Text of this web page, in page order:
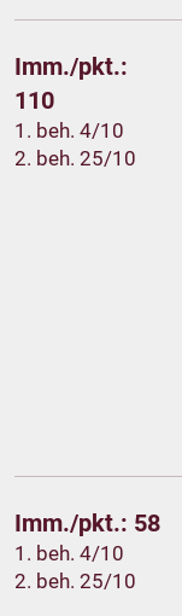
Imm./pkt.:
110
1. beh. 4/10
2. beh. 25/10
Imm./pkt.: 58
1. beh. 4/10
2. beh. 25/10